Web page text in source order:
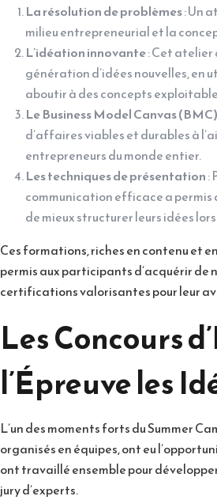
La résolution de problèmes: Un
milieu entrepreneurial et la
L’idéation innovante: Cet atelier
génération d’idées nouvelles, en
aboutir à des concepts
Le Business Model Canvas (BMC)
d’affaires viables et durables à
entrepreneurs du monde entier.
Les techniques de présentation:
communication efficace a permis
de mieux structurer leurs idées
Ces formations, riches en contenu et
permis aux participants d’acquérir de
certifications valorisantes pour leur
Les Concours
l’Épreuve les
L’un des moments forts du Summer
organisés en équipes, ont eu
ont travaillé ensemble pour
jury d’experts.